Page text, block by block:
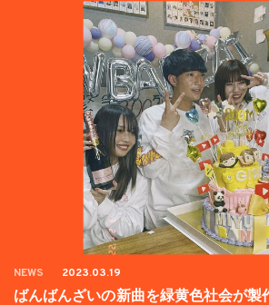
NEWS 2023.03.19
ばんばんざいの新曲を緑黄色社会が製